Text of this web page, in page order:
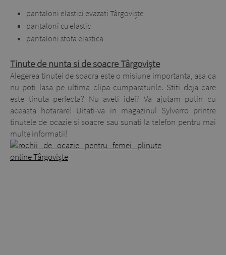
pantaloni elastici evazati Târgoviște
pantaloni cu elastic
pantaloni stofa elastica
Tinute de nunta si de soacre Târgoviște
Alegerea tinutei de soacra este o misiune importanta, asa ca
nu poti lasa pe ultima clipa cumparaturile. Stiti deja care
este tinuta perfecta? Nu aveti idei? Va ajutam putin cu
aceasta hotarare! Uitati-va in magazinul Sylverro printre
tinutele de ocazie si soacre sau sunati la telefon pentru mai
multe informatii!